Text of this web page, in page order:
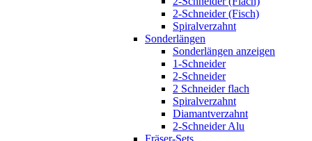
2-Schneider (Fisch)
Spiralverzahnt
Sonderlängen
Sonderlängen anzeigen
1-Schneider
2-Schneider
2 Schneider flach
Spiralverzahnt
Diamantverzahnt
2-Schneider Alu
Fräser-Sets